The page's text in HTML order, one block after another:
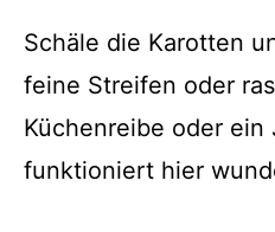
Schäle die Karotten
feine Streifen oder
Küchenreibe oder
funktioniert hier